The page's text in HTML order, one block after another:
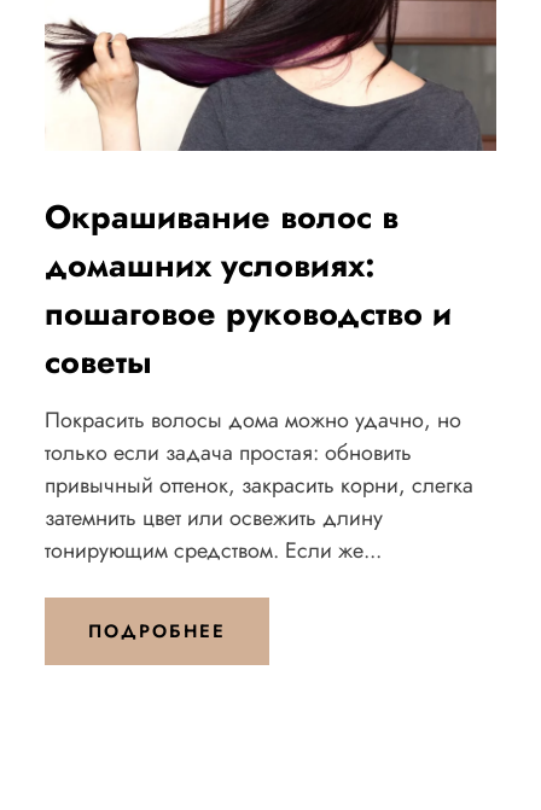
Окрашивание волос в
домашних условиях:
пошаговое руководство и
советы
Покрасить волосы дома можно удачно, но
только если задача простая: обновить
привычный оттенок, закрасить корни, слегка
затемнить цвет или освежить длину
тонирующим средством. Если же...
ПОДРОБНЕЕ